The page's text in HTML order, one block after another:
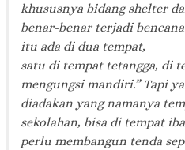
khususnya bidang shelter
benar-benar terjadi
itu ada di dua tempat,
satu di tempat tetangga, di
mengungsi mandiri.” Tapi
diadakan yang namanya
sekolahan, bisa di tempat
perlu membangun tenda